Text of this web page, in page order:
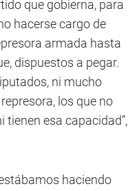
que gobierna, para
hacerse cargo de
armada hasta
dispuestos a pegar.
ni mucho
los que no
tienen esa capacidad”,
haciendo